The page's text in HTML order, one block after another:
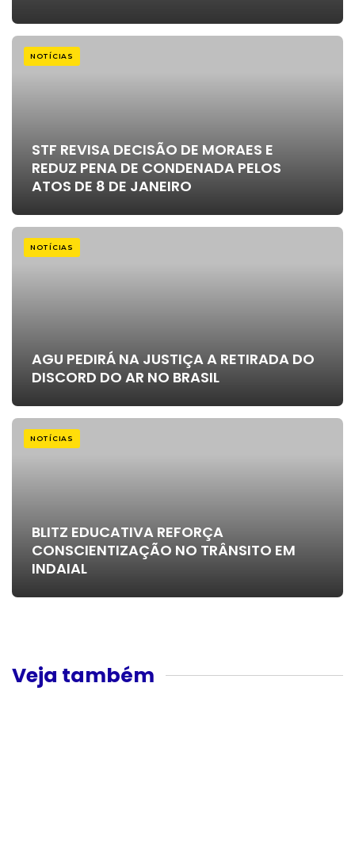
STF REVISA DECISÃO DE MORAES E
REDUZ PENA DE CONDENADA PELOS
ATOS DE 8 DE JANEIRO
NOTÍCIAS
AGU PEDIRÁ NA JUSTIÇA A RETIRADA DO
DISCORD DO AR NO BRASIL
NOTÍCIAS
BLITZ EDUCATIVA REFORÇA
CONSCIENTIZAÇÃO NO TRÂNSITO EM
INDAIAL
NOTÍCIAS
Veja também